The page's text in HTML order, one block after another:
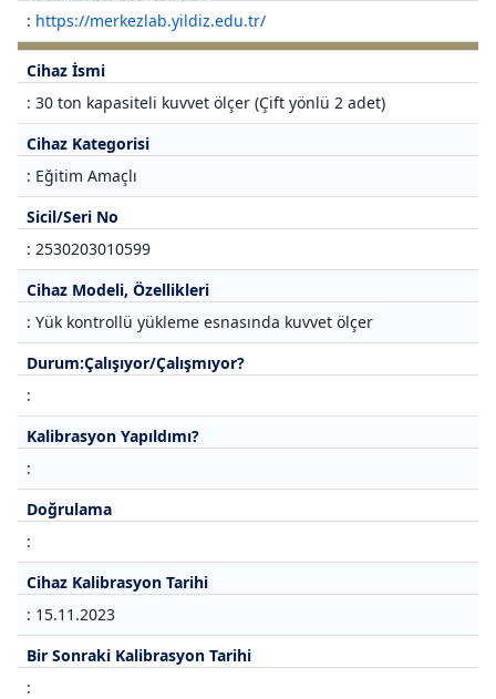
: https://merkezlab.yildiz.edu.tr/
Cihaz İsmi
: 30 ton kapasiteli kuvvet ölçer (Çift yönlü 2 adet)
Cihaz Kategorisi
: Eğitim Amaçlı
Sicil/Seri No
: 2530203010599
Cihaz Modeli, Özellikleri
: Yük kontrollü yükleme esnasında kuvvet ölçer
Durum:Çalışıyor/Çalışmıyor?
:
Kalibrasyon Yapıldımı?
:
Doğrulama
:
Cihaz Kalibrasyon Tarihi
: 15.11.2023
Bir Sonraki Kalibrasyon Tarihi
: